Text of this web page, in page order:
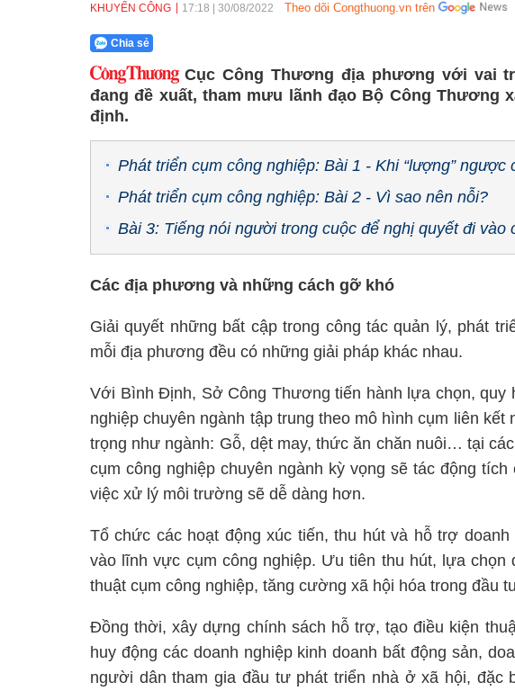
KHUYẾN CÔNG 17:18 30/08/2022 Theo dõi Congthuong.vn trên
Chia sẻ
Cục Công Thương địa phương với vai
đang đề xuất, tham mưu lãnh đạo Bộ Công Thương
định.
Phát triển cụm công nghiệp: Bài 1 - Khi “lượng” ngược
Phát triển cụm công nghiệp: Bài 2 - Vì sao nên nỗi?
Bài 3: Tiếng nói người trong cuộc để nghị quyết đi vào
Các địa phương và những cách gỡ khó
Giải quyết những bất cập trong công tác quản lý, phát
mỗi địa phương đều có những giải pháp khác nhau.
Với Bình Định, Sở Công Thương tiến hành lựa chọn, quy
nghiệp chuyên ngành tập trung theo mô hình cụm liên
trọng như ngành: Gỗ, dệt may, thức ăn chăn nuôi… tại
cụm công nghiệp chuyên ngành kỳ vọng sẽ tác động
việc xử lý môi trường sẽ dễ dàng hơn.
Tổ chức các hoạt động xúc tiến, thu hút và hỗ trợ
vào lĩnh vực cụm công nghiệp. Ưu tiên thu hút, lựa
thuật cụm công nghiệp, tăng cường xã hội hóa trong đầu
Đồng thời, xây dựng chính sách hỗ trợ, tạo điều kiện
huy động các doanh nghiệp kinh doanh bất động sản,
người dân tham gia đầu tư phát triển nhà ở xã hội, đặc